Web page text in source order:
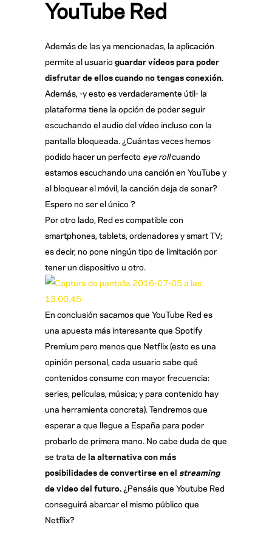
YouTube Red
Además de las ya mencionadas, la aplicación
permite al usuario guardar vídeos para poder
disfrutar de ellos cuando no tengas conexión.
Además, -y esto es verdaderamente útil- la
plataforma tiene la opción de poder seguir
escuchando el audio del vídeo incluso con la
pantalla bloqueada. ¿Cuántas veces hemos
podido hacer un perfecto eye rollcuando
estamos escuchando una canción en YouTube y
al bloquear el móvil, la canción deja de sonar?
Espero no ser el único ?
Por otro lado, Red es compatible con
smartphones, tablets, ordenadores y smart TV;
es decir, no pone ningún tipo de limitación por
tener un dispositivo u otro.
En conclusión sacamos que YouTube Red es
una apuesta más interesante que Spotify
Premium pero menos que Netflix (esto es una
opinión personal, cada usuario sabe qué
contenidos consume con mayor frecuencia:
series, películas, música; y para contenido hay
una herramienta concreta). Tendremos que
esperar a que llegue a España para poder
probarlo de primera mano. No cabe duda de que
se trata de la alternativa con más
posibilidades de convertirse en el streaming
de video del futuro. ¿Pensáis que Youtube Red
conseguirá abarcar el mismo público que
Netflix?